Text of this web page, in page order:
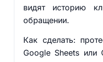
видят историю
обращении.
Как сделать:
Google Sheets или